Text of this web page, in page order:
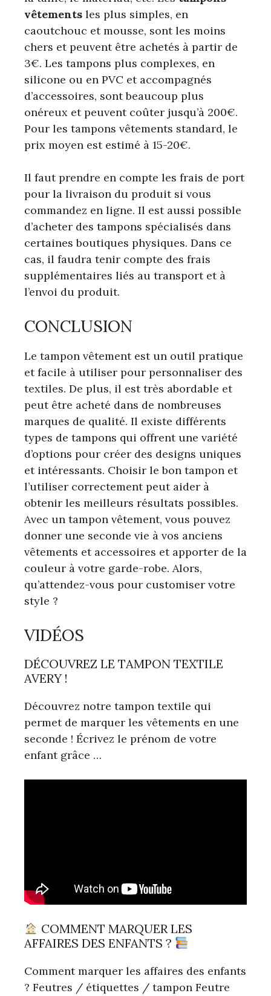
vêtements les plus simples, en
caoutchouc et mousse, sont les moins
chers et peuvent être achetés à partir de
3€. Les tampons plus complexes, en
silicone ou en PVC et accompagnés
d’accessoires, sont beaucoup plus
onéreux et peuvent coûter jusqu’à 200€.
Pour les tampons vêtements standard, le
prix moyen est estimé à 15-20€.
Il faut prendre en compte les frais de port
pour la livraison du produit si vous
commandez en ligne. Il est aussi possible
d’acheter des tampons spécialisés dans
certaines boutiques physiques. Dans ce
cas, il faudra tenir compte des frais
supplémentaires liés au transport et à
l’envoi du produit.
CONCLUSION
Le tampon vêtement est un outil pratique
et facile à utiliser pour personnaliser des
textiles. De plus, il est très abordable et
peut être acheté dans de nombreuses
marques de qualité. Il existe différents
types de tampons qui offrent une variété
d’options pour créer des designs uniques
et intéressants. Choisir le bon tampon et
l’utiliser correctement peut aider à
obtenir les meilleurs résultats possibles.
Avec un tampon vêtement, vous pouvez
donner une seconde vie à vos anciens
vêtements et accessoires et apporter de la
couleur à votre garde-robe. Alors,
qu’attendez-vous pour customiser votre
style ?
VIDÉOS
DÉCOUVREZ LE TAMPON TEXTILE
AVERY !
Découvrez notre tampon textile qui
permet de marquer les vêtements en une
seconde ! Écrivez le prénom de votre
enfant grâce …
COMMENT MARQUER LES
AFFAIRES DES ENFANTS ?
Comment marquer les affaires des enfants
? Feutres / étiquettes / tampon Feutre